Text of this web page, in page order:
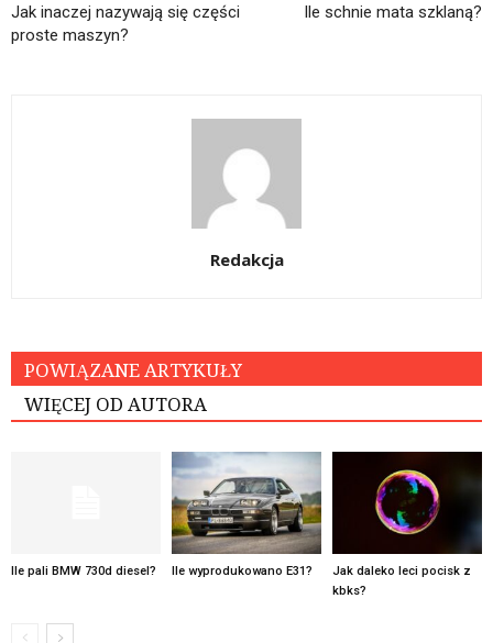
Jak inaczej nazywają się części
proste maszyn?
Ile schnie mata szklaną?
Redakcja
POWIĄZANE ARTYKUŁY
WIĘCEJ OD AUTORA
Ile pali BMW 730d diesel? Ile wyprodukowano E31?
Jak daleko leci pocisk z
kbks?